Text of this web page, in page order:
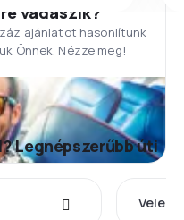
vadászik?
ajánlatot hasonlítunk
Önnek. Nézze meg!
Legnépszerűbb úti